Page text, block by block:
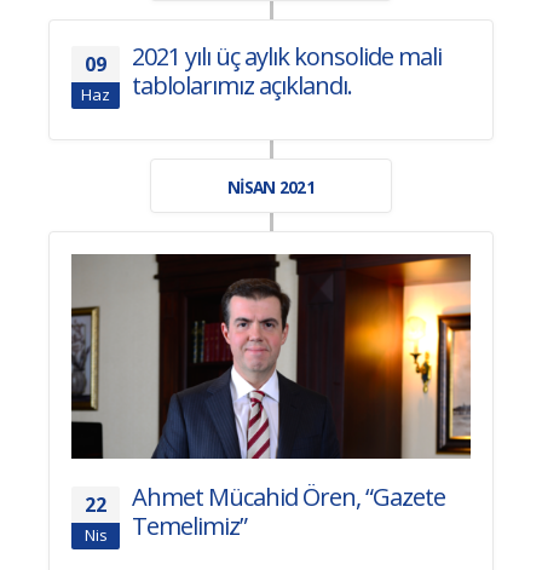
09
Haz
2021 yılı üç aylık konsolide mali
tablolarımız açıklandı.
NISAN 2021
22
Nis
Ahmet Mücahid Ören, “Gazete
Temelimiz”